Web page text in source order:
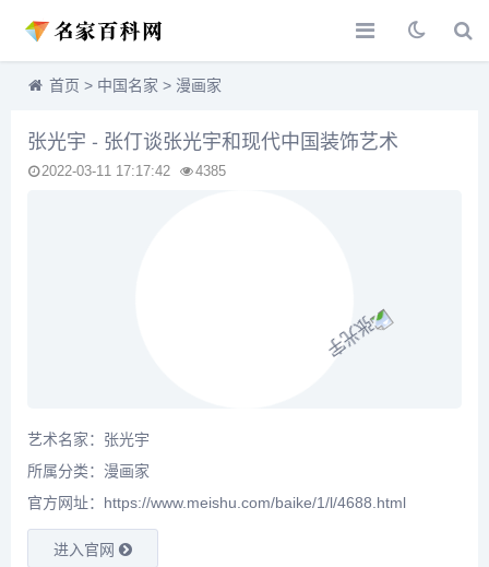
首页 > 中国名家 > 漫画家
张光宇 - 张仃谈张光宇和现代中国装饰艺术
2022-03-11 17:17:42 4385
艺术名家：张光宇
所属分类： 漫画家
官方网址：https://www.meishu.com/baike/1/l/4688.html
进入官网